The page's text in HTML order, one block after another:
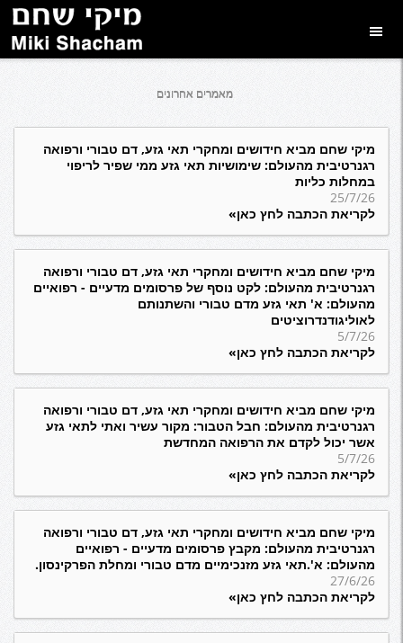
מאמרים אחרונים
מיקי שחם מביא חידושים ומחקרי תאי גזע, דם טבורי ורפואה
רגנרטיבית מהעולם: שימושיות תאי גזע ממי שפיר לריפוי
במחלות כליות
25/7/26
לקריאת הכתבה לחץ כאן»
מיקי שחם מביא חידושים ומחקרי תאי גזע, דם טבורי ורפואה
רגנרטיבית מהעולם: לקט נוסף של פרסומים מדעיים - רפואיים
מהעולם: א' תאי גזע מדם טבורי והשתנותם
לאוליגודנדרוציטים
5/7/26
לקריאת הכתבה לחץ כאן»
מיקי שחם מביא חידושים ומחקרי תאי גזע, דם טבורי ורפואה
רגנרטיבית מהעולם: חבל הטבור: מקור עשיר ואתי לתאי גזע
אשר יכול לקדם את הרפואה המחדשת
5/7/26
לקריאת הכתבה לחץ כאן»
מיקי שחם מביא חידושים ומחקרי תאי גזע, דם טבורי ורפואה
רגנרטיבית מהעולם: מקבץ פרסומים מדעיים - רפואיים
מהעולם: א'.תאי גזע מזנכימיים מדם טבורי ומחלת הפרקינסון.
27/6/26
לקריאת הכתבה לחץ כאן»